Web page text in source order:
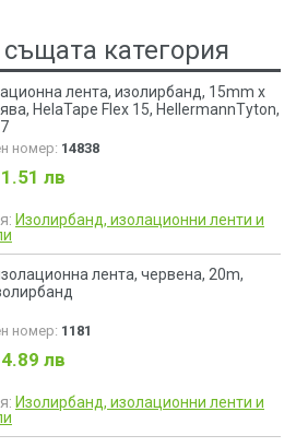
категория
лента, изолирбанд, 15mm x
HelaTape Flex 15, HellermannTyton,
номер: 14838
1.51 лв
Изолирбанд, изолационни ленти и
лента, червена, 20m,
номер: 1181
4.89 лв
Изолирбанд, изолационни ленти и